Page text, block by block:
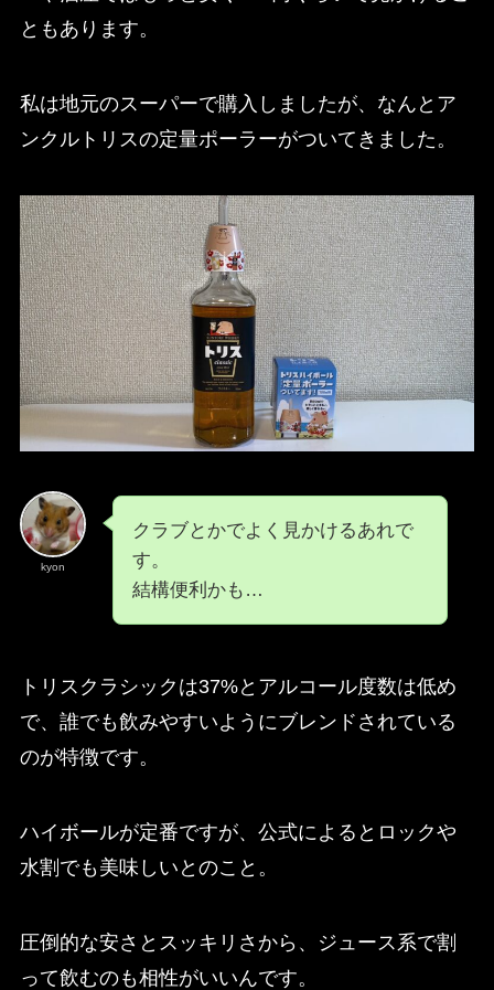
ともあります。
私は地元のスーパーで購入しましたが、なんとア
ンクルトリスの定量ポーラーがついてきました。
kyon
クラブとかでよく見かけるあれで
す。
結構便利かも…
トリスクラシックは37%とアルコール度数は低め
で、誰でも飲みやすいようにブレンドされている
のが特徴です。
ハイボールが定番ですが、公式によるとロックや
水割でも美味しいとのこと。
圧倒的な安さとスッキリさから、ジュース系で割
って飲むのも相性がいいんです。